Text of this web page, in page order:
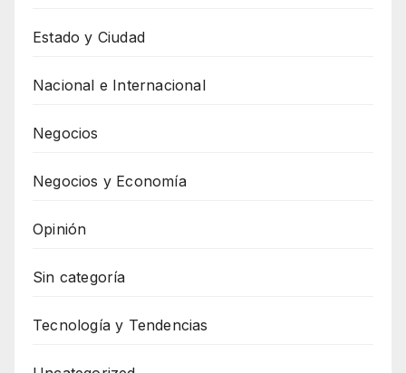
Estado y Ciudad
Nacional e Internacional
Negocios
Negocios y Economía
Opinión
Sin categoría
Tecnología y Tendencias